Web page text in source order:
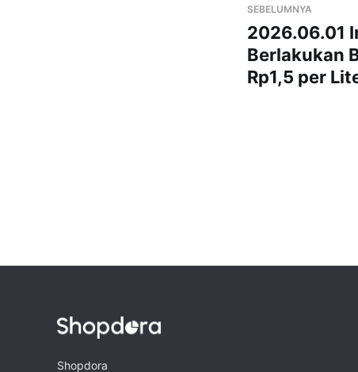
SEBELUMNYA
2026.06.01
Berlakukan
Rp1,5 per
Shopdora